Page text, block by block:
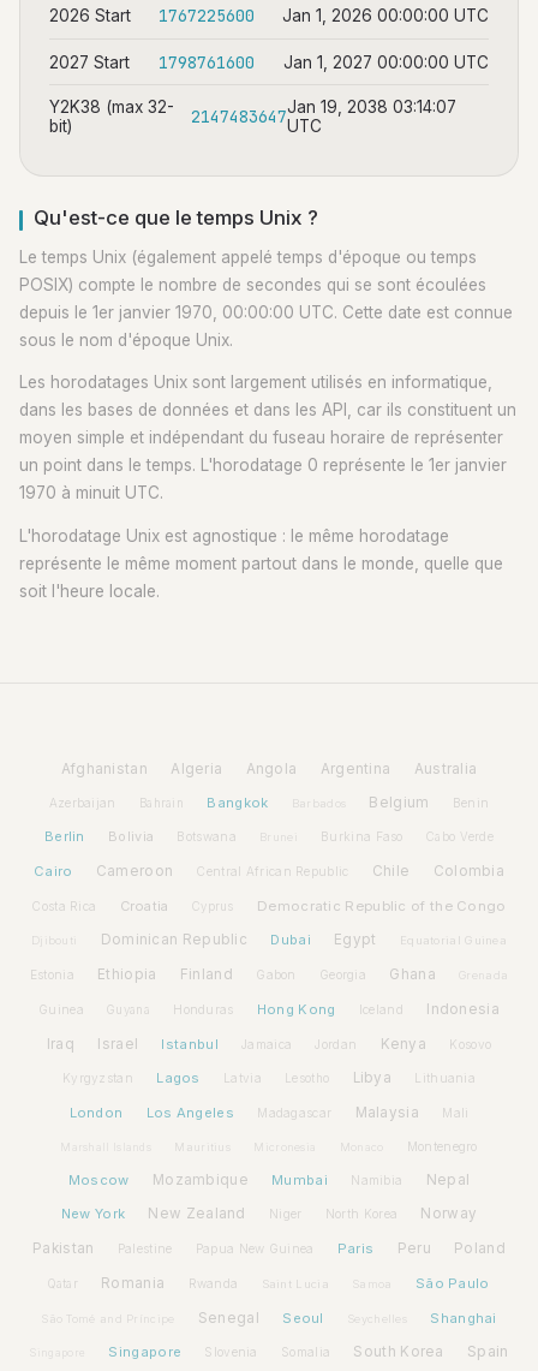
2026 Start 1767225600 Jan 1, 2026 00:00:00 UTC
2027 Start 1798761600 Jan 1, 2027 00:00:00 UTC
Y2K38 (max 32-
bit)
2147483647Jan 19, 2038 03:14:07
UTC
Qu'est-ce que le temps Unix ?
Le temps Unix (également appelé temps d'époque ou temps
POSIX) compte le nombre de secondes qui se sont écoulées
depuis le 1er janvier 1970, 00:00:00 UTC. Cette date est connue
sous le nom d'époque Unix.
Les horodatages Unix sont largement utilisés en informatique,
dans les bases de données et dans les API, car ils constituent un
moyen simple et indépendant du fuseau horaire de représenter
un point dans le temps. L'horodatage 0 représente le 1er janvier
1970 à minuit UTC.
L'horodatage Unix est agnostique : le même horodatage
représente le même moment partout dans le monde, quelle que
soit l'heure locale.
Afghanistan Algeria Angola Argentina Australia
Azerbaijan Bahrain Bangkok Barbados Belgium Benin
Berlin Bolivia Botswana Brunei Burkina Faso Cabo Verde
Cairo Cameroon Central African Republic Chile Colombia
Costa Rica Croatia Cyprus Democratic Republic of the Congo
Djibouti Dominican Republic Dubai Egypt Equatorial Guinea
Estonia Ethiopia Finland Gabon Georgia Ghana Grenada
Guinea Guyana Honduras Hong Kong Iceland Indonesia
Iraq Israel Istanbul Jamaica Jordan Kenya Kosovo
Kyrgyzstan Lagos Latvia Lesotho Libya Lithuania
London Los Angeles Madagascar Malaysia Mali
Mauritius Micronesia Monaco Montenegro
Moscow Mozambique Mumbai Namibia Nepal
New York New Zealand Niger North Korea Norway
Pakistan Palestine Papua New Guinea Paris Peru Poland
Qatar Romania Rwanda Saint Lucia Samoa São Paulo
São Tomé and Príncipe Senegal Seoul Seychelles Shanghai
Singapore Slovenia Somalia South Korea Spain